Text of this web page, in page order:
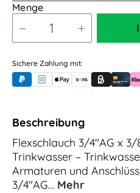
Menge
Sichere Zahlung mit:
PayPalRechnungskauf (für
Apple Pay
Beschreibung
Flexschlauch 3/4"AG x
Trinkwasser –
Armaturen und
3/4"AG… Mehr